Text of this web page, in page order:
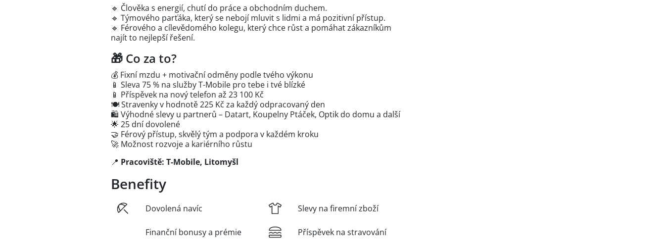
🔹 Člověka s energií, chutí do práce a obchodním duchem.
🔹 Týmového parťáka, který se nebojí mluvit s lidmi a má pozitivní přístup.
🔹 Férového a cílevědomého kolegu, který chce růst a pomáhat zákazníkům
najít to nejlepší řešení.
🎁 Co za to?
💰 Fixní mzdu + motivační odměny podle tvého výkonu
📱 Sleva 75 % na služby T-Mobile pro tebe i tvé blízké
📱 Příspěvek na nový telefon až 23 100 Kč
🍽️ Stravenky v hodnotě 225 Kč za každý odpracovaný den
🛍️ Výhodné slevy u partnerů – Datart, Koupelny Ptáček, Optik do domu a další
🌟 25 dní dovolené
🤝 Férový přístup, skvělý tým a podpora v každém kroku
🚀 Možnost rozvoje a kariérního růstu
📍 Pracoviště: T-Mobile, Litomyšl
Benefity
Dovolená navíc
Finanční bonusy a prémie
Slevy na firemní zboží
Příspěvek na stravování